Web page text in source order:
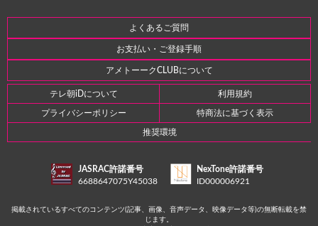
よくあるご質問
お支払い・ご登録手順
アメトーークCLUBについて
テレ朝iDについて 利用規約
プライバシーポリシー 特商法に基づく表示
推奨環境
JASRAC許諾番号
6688647075Y45038
NexTone許諾番号
ID000006921
掲載されているすべてのコンテンツ(記事、画像、音声データ、映像データ等)の無断転載を禁
じます。